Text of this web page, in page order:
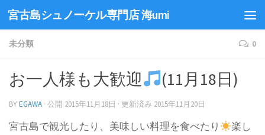
宮古島シュノーケル専門店 海umi
未分類 0
お一人様も大歓迎 (11月18日)
BYEGAWA · 公開 2015年11月18日 · 更新済み 2015年11月20日
宮古島で観光したり、美味しい料理を食べたり
楽し